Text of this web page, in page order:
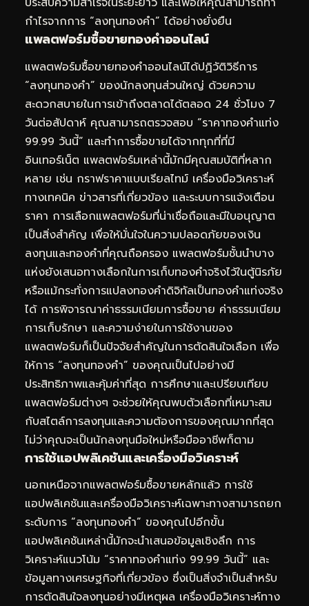
กำไรจากการ “ลงทุนทองคำ” ได้อย่างยั่งยืน
แพลตฟอร์มซื้อขายทองคำออนไลน์
แพลตฟอร์มซื้อขายทองคำออนไลน์ได้ปฏิวัติวิธีการ
“ลงทุนทองคำ” ของนักลงทุนส่วนใหญ่ ด้วยความ
สะดวกสบายในการเข้าถึงตลาดได้ตลอด 24 ชั่วโมง 7
วันต่อสัปดาห์ คุณสามารถตรวจสอบ “ราคาทองคำแท่ง
99.99 วันนี้” และทำการซื้อขายได้จากทุกที่ที่มี
อินเทอร์เน็ต แพลตฟอร์มเหล่านี้มักมีคุณสมบัติที่หลาก
หลาย เช่น กราฟราคาแบบเรียลไทม์ เครื่องมือวิเคราะห์
ทางเทคนิค ข่าวสารที่เกี่ยวข้อง และระบบการแจ้งเตือน
ราคา การเลือกแพลตฟอร์มที่น่าเชื่อถือและมีใบอนุญาต
เป็นสิ่งสำคัญ เพื่อให้มั่นใจในความปลอดภัยของเงิน
ลงทุนและทองคำที่คุณถือครอง แพลตฟอร์มชั้นนำบาง
แห่งยังเสนอทางเลือกในการเก็บทองคำจริงไว้ในตู้นิรภัย
หรือแม้กระทั่งการแปลงทองคำดิจิทัลเป็นทองคำแท่งจริง
ได้ การพิจารณาค่าธรรมเนียมการซื้อขาย ค่าธรรมเนียม
การเก็บรักษา และความง่ายในการใช้งานของ
แพลตฟอร์มก็เป็นปัจจัยสำคัญในการตัดสินใจเลือก เพื่อ
ให้การ “ลงทุนทองคำ” ของคุณเป็นไปอย่างมี
ประสิทธิภาพและคุ้มค่าที่สุด การศึกษาและเปรียบเทียบ
แพลตฟอร์มต่างๆ จะช่วยให้คุณพบตัวเลือกที่เหมาะสม
กับสไตล์การลงทุนและความต้องการของคุณมากที่สุด
ไม่ว่าคุณจะเป็นนักลงทุนมือใหม่หรือมืออาชีพก็ตาม
การใช้แอปพลิเคชันและเครื่องมือวิเคราะห์
นอกเหนือจากแพลตฟอร์มซื้อขายหลักแล้ว การใช้
แอปพลิเคชันและเครื่องมือวิเคราะห์เฉพาะทางสามารถยก
ระดับการ “ลงทุนทองคำ” ของคุณไปอีกขั้น
แอปพลิเคชันเหล่านี้มักจะนำเสนอข้อมูลเชิงลึก การ
วิเคราะห์แนวโน้ม “ราคาทองคำแท่ง 99.99 วันนี้” และ
ข้อมูลทางเศรษฐกิจที่เกี่ยวข้อง ซึ่งเป็นสิ่งจำเป็นสำหรับ
การตัดสินใจลงทุนอย่างมีเหตุผล เครื่องมือวิเคราะห์ทาง